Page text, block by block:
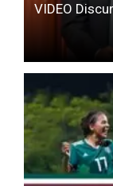
VIDEO